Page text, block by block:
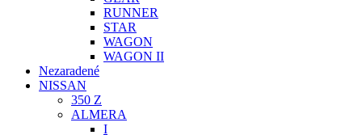
RUNNER
STAR
WAGON
WAGON II
Nezaradené
NISSAN
350 Z
ALMERA
I